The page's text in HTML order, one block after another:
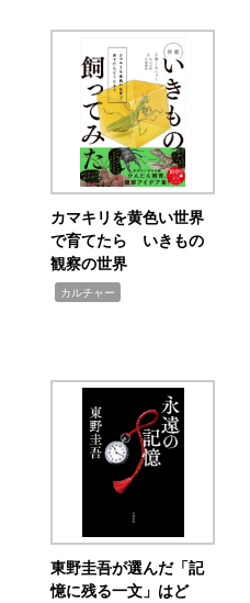
カマキリを黄色い世界
で育てたら いきもの
観察の世界
カルチャー
東野圭吾が選んだ「記
憶に残る一文」はど